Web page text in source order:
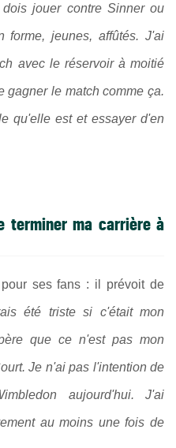
jouer contre Sinner ou
forme, jeunes, affûtés. J'ai
avec le réservoir à moitié
gagner le match comme ça.
qu'elle est et essayer d'en
terminer ma carrière à
ses fans : il prévoit de
été triste si c'était mon
que ce n'est pas mon
Je n'ai pas l'intention de
aujourd'hui. J'ai
au moins une fois de